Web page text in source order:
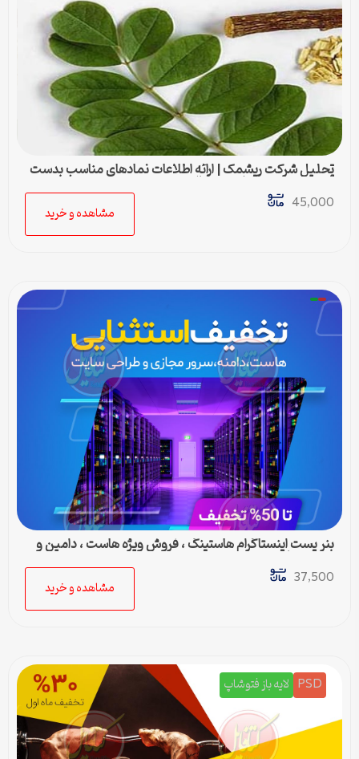
تحلیل شرکت ریشمک | ارائه اطلاعات نمادهای مناسب بدست
آمده با رویکرد تحیلی تکنیکال
45,000
مشاهده و خرید
بنر پست اینستاگرام هاستینگ ، فروش ویژه هاست ، دامین و
سرور مجازی
37,500
مشاهده و خرید
PSD لایه باز فتوشاپ